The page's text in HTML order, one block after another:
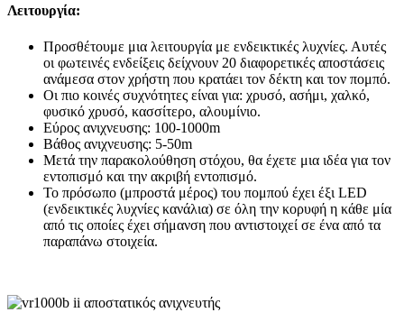
Λειτουργία:
Προσθέτουμε μια λειτουργία με ενδεικτικές λυχνίες. Αυτές
οι φωτεινές ενδείξεις δείχνουν 20 διαφορετικές αποστάσεις
ανάμεσα στον χρήστη που κρατάει τον δέκτη και τον πομπό.
Οι πιο κοινές συχνότητες είναι για: χρυσό, ασήμι, χαλκό,
φυσικό χρυσό, κασσίτερο, αλουμίνιο.
Εύρος ανιχνευσης: 100-1000m
Βάθος ανιχνευσης: 5-50m
Μετά την παρακολούθηση στόχου, θα έχετε μια ιδέα για τον
εντοπισμό και την ακριβή εντοπισμό.
Το πρόσωπο (μπροστά μέρος) του πομπού έχει έξι LED
(ενδεικτικές λυχνίες κανάλια) σε όλη την κορυφή η κάθε μία
από τις οποίες έχει σήμανση που αντιστοιχεί σε ένα από τα
παραπάνω στοιχεία.